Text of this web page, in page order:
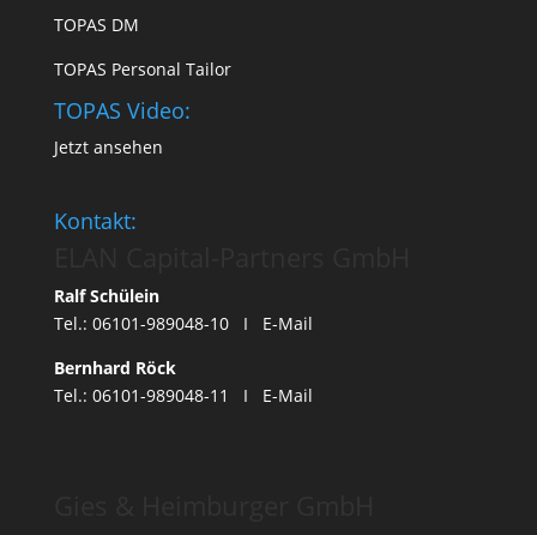
TOPAS DM
TOPAS Personal Tailor
TOPAS Video:
Jetzt ansehen
Kontakt:
Ralf Schülein
Tel.: 06101-989048-10 I E-Mail
Bernhard Röck
Tel.: 06101-989048-11 I E-Mail